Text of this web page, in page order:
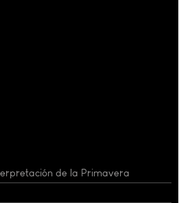
de la Primavera